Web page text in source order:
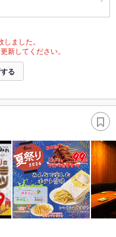
ました。
新してください。
る